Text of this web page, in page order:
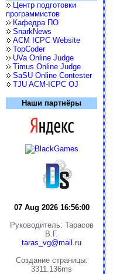
Центр подготовки
программистов
Кафедра ПО
SnarkNews
ACM ICPC Website
TopCoder
UVa Online Judge
Timus Online Judge
SaSU Online Contester
TJU ACM-ICPC OJ
Наши партнёры
07 Aug 2026 16:56:00
Руководитель: Тарасов
В.Г.
taras_vg@mail.ru
Cоздание страницы:
3311.136ms